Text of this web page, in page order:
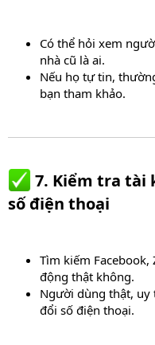
Có thể hỏi xem
nhà cũ là ai.
Nếu họ tự tin,
bạn tham khảo.
7. Kiểm tra tài
số điện thoại​
Tìm kiếm
động thật không.
Người dùng thật, uy
đổi số điện thoại.